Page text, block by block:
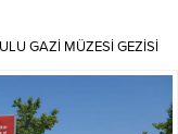
GAZİ MÜZESİ GEZİSİ